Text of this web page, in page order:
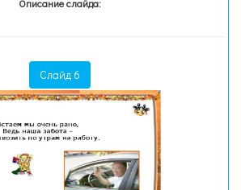
Описание слайда:
Слайд 6